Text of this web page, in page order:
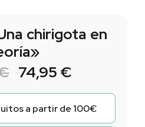
chirigota en
74,95 €
a partir de 100€